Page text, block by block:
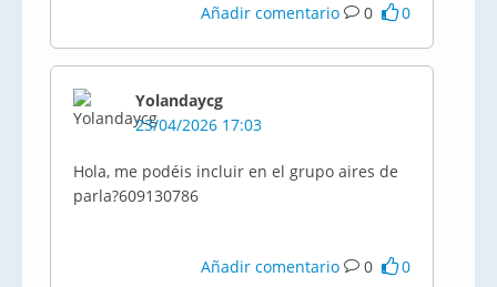
Añadir comentario 0 0
Yolandaycg
23/04/2026 17:03
Hola, me podéis incluir en el grupo aires de
parla?609130786
Añadir comentario 0 0